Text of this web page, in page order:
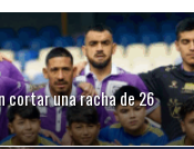
cortar una racha de 26